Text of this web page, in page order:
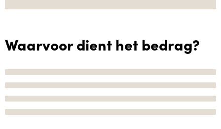
Waarvoor dient het bedrag?